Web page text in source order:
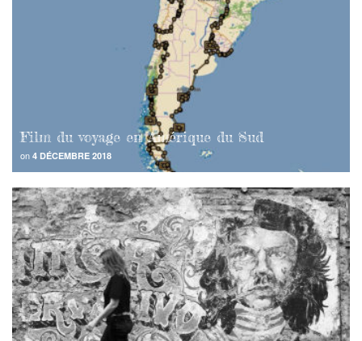
Film du voyage en Amérique du Sud
on 4 DÉCEMBRE 2018